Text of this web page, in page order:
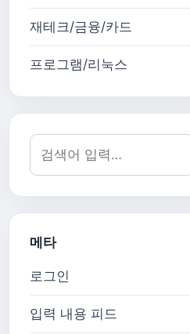
재테크/금융/카드
프로그램/리눅스
검색어:
메타
로그인
입력 내용 피드